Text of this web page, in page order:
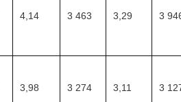
4,14 3 463 3,29 3
3,98 3 274 3,11 3